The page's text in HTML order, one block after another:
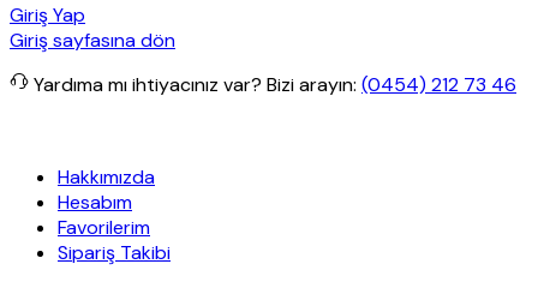
Giriş Yap
Giriş sayfasına dön
Yardıma mı ihtiyacınız var? Bizi arayın: (0454) 212 73 46
Hakkımızda
Hesabım
Favorilerim
Sipariş Takibi